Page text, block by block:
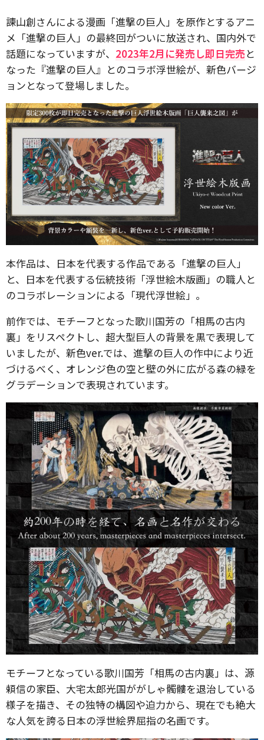
諫山創さんによる漫画「進撃の巨人」を原作とするアニ
メ「進撃の巨人」の最終回がついに放送され、国内外で
話題になっていますが、 2023年2月に発売し即日完売と
なった『進撃の巨人』とのコラボ浮世絵が、新色バージ
ョンとなって登場しました。
本作品は、日本を代表する作品である「進撃の巨人」
と、日本を代表する伝統技術「浮世絵木版画」の職人と
のコラボレーションによる「現代浮世絵」。
前作では、モチーフとなった歌川国芳の「相馬の古内
裏」をリスペクトし、超大型巨人の背景を黒で表現して
いましたが、新色ver.では、進撃の巨人の作中により近
づけるべく、オレンジ色の空と壁の外に広がる森の緑を
グラデーションで表現されています。
モチーフとなっている歌川国芳「相馬の古内裏」は、源
頼信の家臣、大宅太郎光国ががしゃ髑髏を退治している
様子を描き、その独特の構図や迫力から、現在でも絶大
な人気を誇る日本の浮世絵界屈指の名画です。